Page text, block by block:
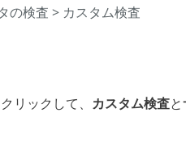
の検査 > カスタム検査
リックして、 カスタム検査と